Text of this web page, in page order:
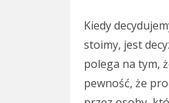
Kiedy
stoimy, jest
polega na tym,
pewność, że